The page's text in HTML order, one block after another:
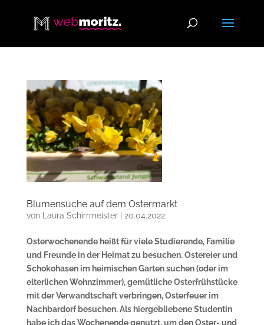
Blumensuche auf dem Ostermarkt
von Laura Schirrmeister| 20.04.2022
Osterwochenende heißt für viele Studierende, Familie
und Freunde in der Heimat zu besuchen. Ostereier und
Schokohasen im heimischen Garten suchen (oder im
elterlichen Wohnzimmer), gemütliche Osterfrühstücke
mit der Verwandtschaft verbringen, Osterfeuer im
Nachbardorf besuchen. Als hiergebliebene Studentin
habe ich das Wochenende genutzt, um den Oster- und